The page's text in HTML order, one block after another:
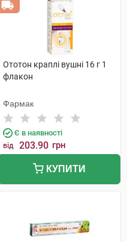
Ототон краплі вушні 16 г 1
флакон
Фармак
Є в наявності
від 203.90 грн
КУПИТИ